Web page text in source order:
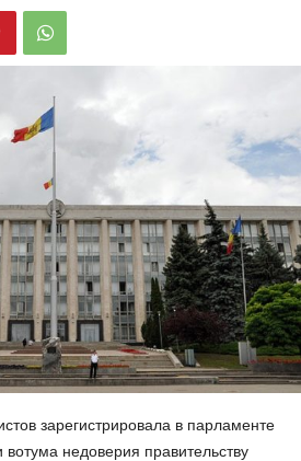
зарегистрировала в парламенте
недоверия правительству